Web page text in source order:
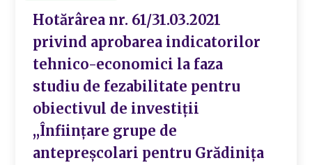
Hotărârea nr. 61/31.03.2021
privind aprobarea indicatorilor
tehnico-economici la faza
studiu de fezabilitate pentru
obiectivul de investiții
,,Înființare grupe de
antepreșcolari pentru Grădinița